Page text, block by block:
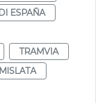
ESPAÑA
TRAMVIA